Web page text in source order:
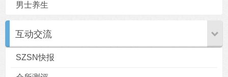
男士养生
互动交流
SZSN快报